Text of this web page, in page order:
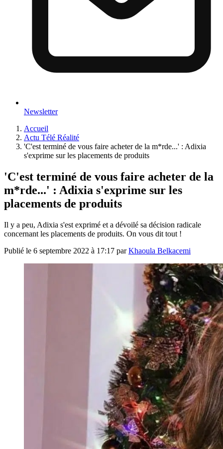
Newsletter
Accueil
Actu Télé Réalité
'C'est terminé de vous faire acheter de la m*rde...' : Adixia
s'exprime sur les placements de produits
'C'est terminé de vous faire acheter de la
m*rde...' : Adixia s'exprime sur les
placements de produits
Il y a peu, Adixia s'est exprimé et a dévoilé sa décision radicale
concernant les placements de produits. On vous dit tout !
Publié le 6 septembre 2022 à 17:17 parKhaoula Belkacemi